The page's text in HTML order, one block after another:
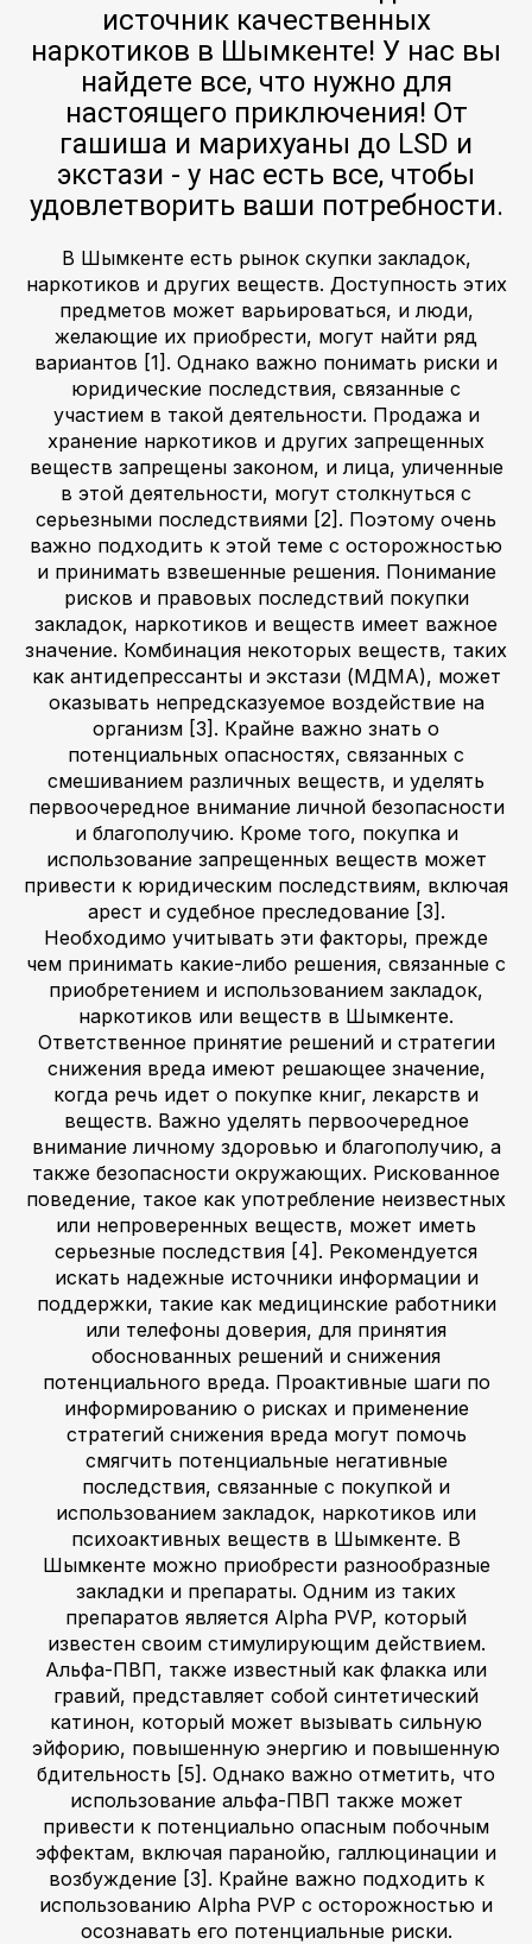
источник качественных
наркотиков в Шымкенте! У нас вы
найдете все, что нужно для
настоящего приключения! От
гашиша и марихуаны до LSD и
экстази - у нас есть все, чтобы
удовлетворить ваши потребности.
В Шымкенте есть рынок скупки закладок,
наркотиков и других веществ. Доступность этих
предметов может варьироваться, и люди,
желающие их приобрести, могут найти ряд
вариантов [1]. Однако важно понимать риски и
юридические последствия, связанные с
участием в такой деятельности. Продажа и
хранение наркотиков и других запрещенных
веществ запрещены законом, и лица, уличенные
в этой деятельности, могут столкнуться с
серьезными последствиями [2]. Поэтому очень
важно подходить к этой теме с осторожностью
и принимать взвешенные решения. Понимание
рисков и правовых последствий покупки
закладок, наркотиков и веществ имеет важное
значение. Комбинация некоторых веществ, таких
как антидепрессанты и экстази (МДМА), может
оказывать непредсказуемое воздействие на
организм [3]. Крайне важно знать о
потенциальных опасностях, связанных с
смешиванием различных веществ, и уделять
первоочередное внимание личной безопасности
и благополучию. Кроме того, покупка и
использование запрещенных веществ может
привести к юридическим последствиям, включая
арест и судебное преследование [3].
Необходимо учитывать эти факторы, прежде
чем принимать какие-либо решения, связанные с
приобретением и использованием закладок,
наркотиков или веществ в Шымкенте.
Ответственное принятие решений и стратегии
снижения вреда имеют решающее значение,
когда речь идет о покупке книг, лекарств и
веществ. Важно уделять первоочередное
внимание личному здоровью и благополучию, а
также безопасности окружающих. Рискованное
поведение, такое как употребление неизвестных
или непроверенных веществ, может иметь
серьезные последствия [4]. Рекомендуется
искать надежные источники информации и
поддержки, такие как медицинские работники
или телефоны доверия, для принятия
обоснованных решений и снижения
потенциального вреда. Проактивные шаги по
информированию о рисках и применение
стратегий снижения вреда могут помочь
смягчить потенциальные негативные
последствия, связанные с покупкой и
использованием закладок, наркотиков или
психоактивных веществ в Шымкенте. В
Шымкенте можно приобрести разнообразные
закладки и препараты. Одним из таких
препаратов является Alpha PVP, который
известен своим стимулирующим действием.
Альфа-ПВП, также известный как флакка или
гравий, представляет собой синтетический
катинон, который может вызывать сильную
эйфорию, повышенную энергию и повышенную
бдительность [5]. Однако важно отметить, что
использование альфа-ПВП также может
привести к потенциально опасным побочным
эффектам, включая паранойю, галлюцинации и
возбуждение [3]. Крайне важно подходить к
использованию Alpha PVP с осторожностью и
осознавать его потенциальные риски.